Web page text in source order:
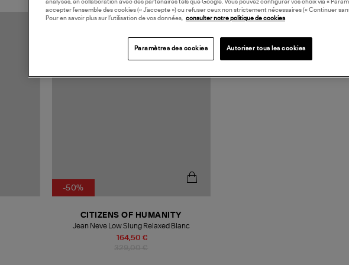
-50%
164,50 €
CITIZENS OF HUMANITY
Jean Neve Low Slung Relaxed Blanc
analyses, en collaboration avec des partenaires tels que Google. Vous pouvez configurer vos choix via «
accepter l’ensemble des cookies (« J’accepte ») ou refuser ceux non strictement nécessaires (« Continuer
Pour en savoir plus sur l’utilisation de vos données, consulter notre politique de cookies
Paramètres des cookies Autoriser tous les cookies